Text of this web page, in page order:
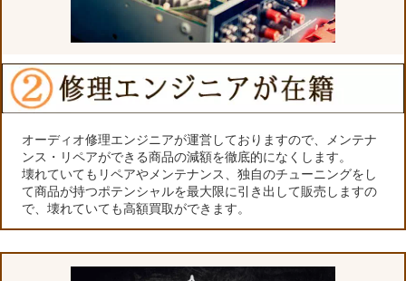
オーディオ修理エンジニアが運営しておりますので、メンテナ
ンス・リペアができる商品の減額を徹底的になくします。
壊れていてもリペアやメンテナンス、独自のチューニングをし
て商品が持つポテンシャルを最大限に引き出して販売しますの
で、壊れていても高額買取ができます。